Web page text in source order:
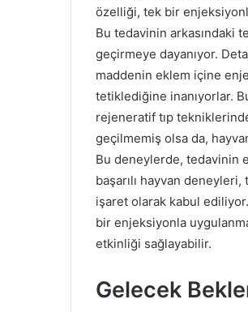
özelliği, tek bir
Bu tedavinin arkasındaki
geçirmeye dayanıyor.
maddenin eklem içine
tetiklediğine inanıyorlar.
rejeneratif tıp
geçilmemiş olsa da,
Bu deneylerde, tedavinin
başarılı hayvan
işaret olarak kabul
bir enjeksiyonla
etkinliği sağlayabilir.
Gelecek